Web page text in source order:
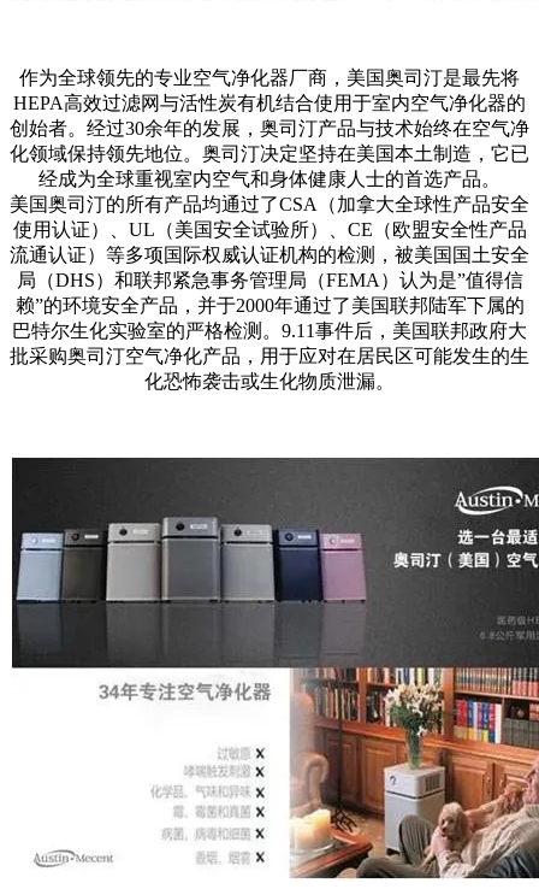
作为全球领先的专业空气净化器厂商，美国奥司汀是最先将
HEPA高效过滤网与活性炭有机结合使用于室内空气净化器的
创始者。经过30余年的发展，奥司汀产品与技术始终在空气净
化领域保持领先地位。奥司汀决定坚持在美国本土制造，它已
经成为全球重视室内空气和身体健康人士的首选产品。
美国奥司汀的所有产品均通过了CSA（加拿大全球性产品安全
使用认证）、UL（美国安全试验所）、CE（欧盟安全性产品
流通认证）等多项国际权威认证机构的检测，被美国国土安全
局（DHS）和联邦紧急事务管理局（FEMA）认为是”值得信
赖”的环境安全产品，并于2000年通过了美国联邦陆军下属的
巴特尔生化实验室的严格检测。9.11事件后，美国联邦政府大
批采购奥司汀空气净化产品，用于应对在居民区可能发生的生
化恐怖袭击或生化物质泄漏。